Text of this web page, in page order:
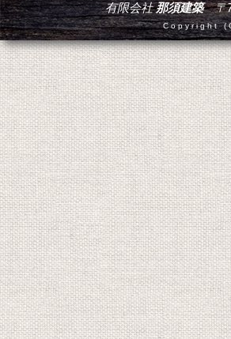
有限会社那須建築〒
Copyright